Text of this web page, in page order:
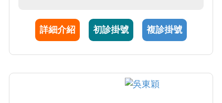
詳細介紹 初診掛號 複診掛號